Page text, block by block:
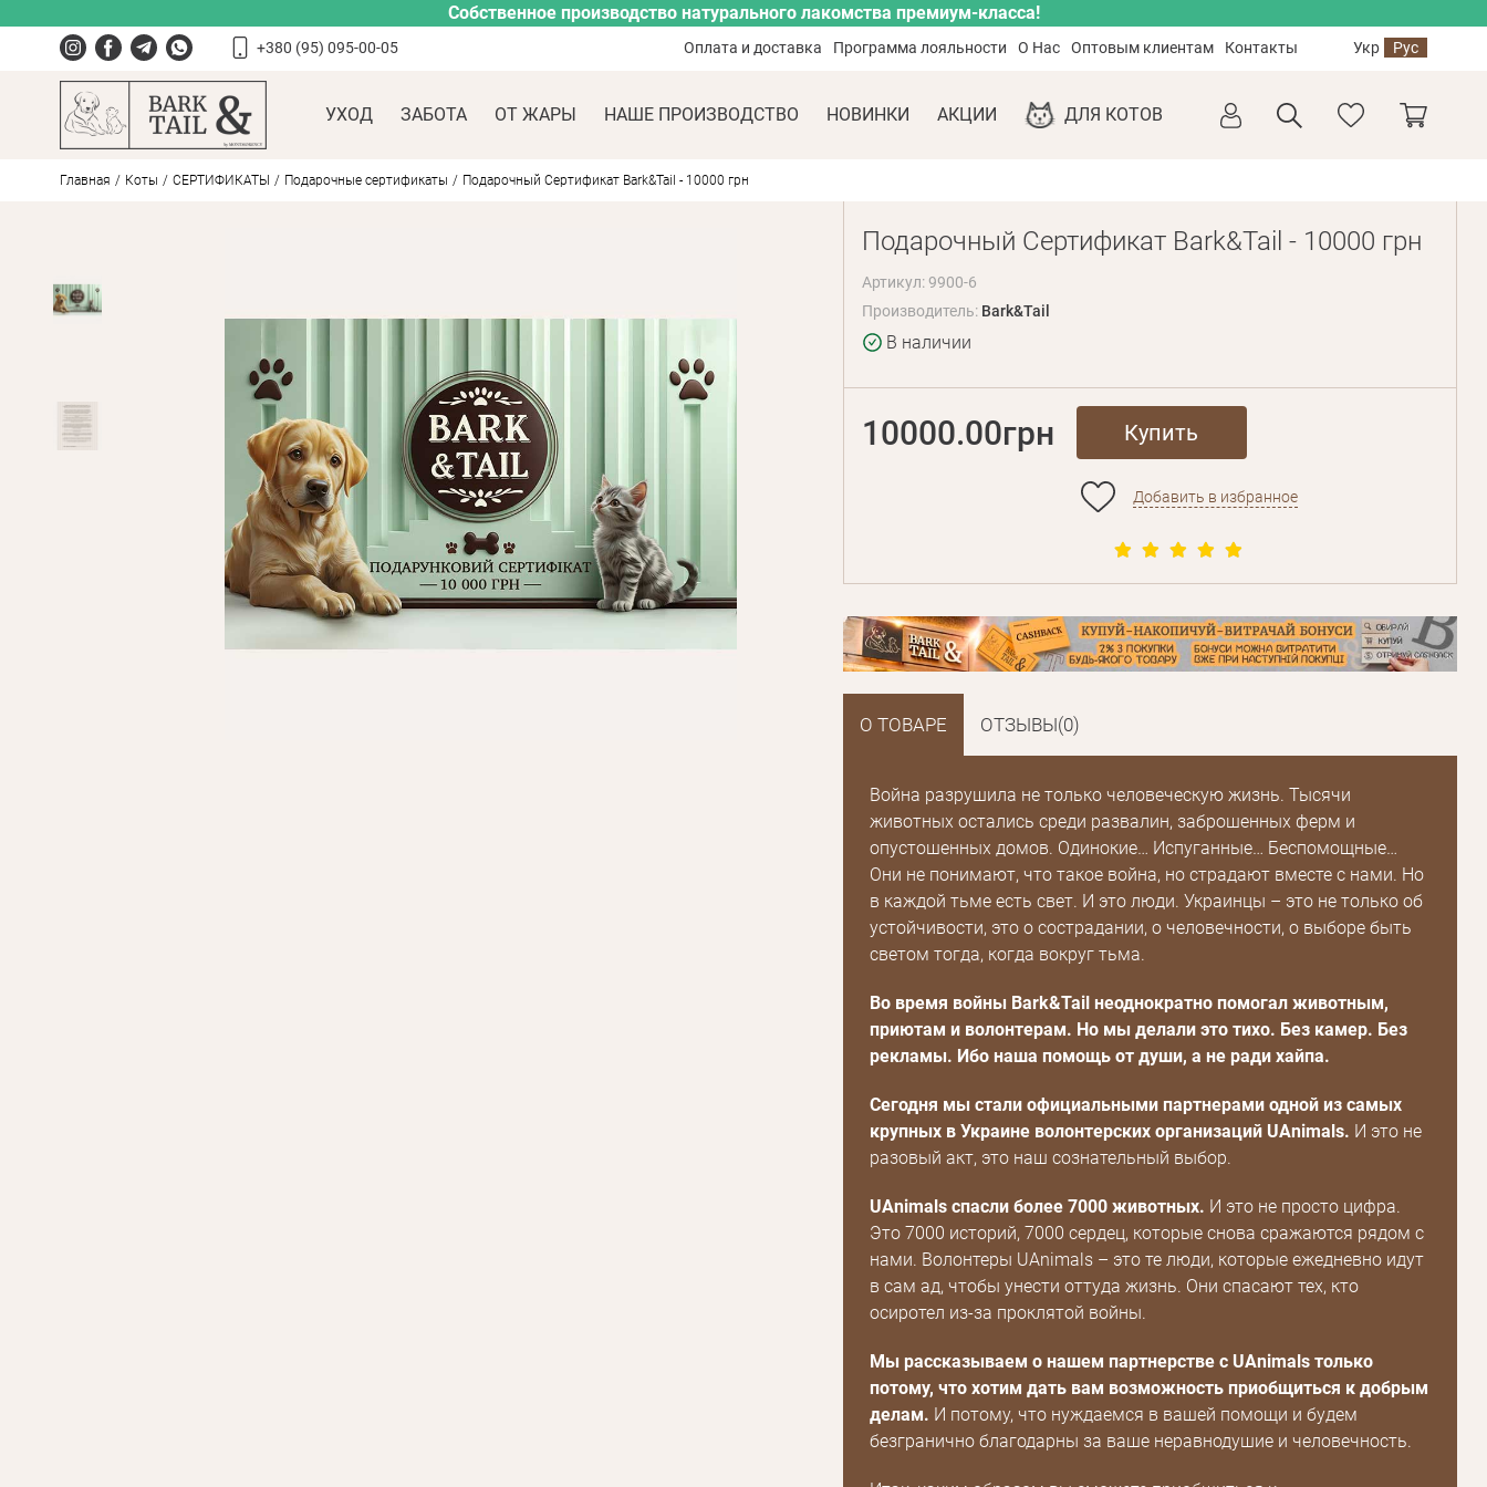
Собственное производство натурального лакомства премиум-класса!
+380 (95) 095-00-05 Оплата и доставка Программа лояльности О Нас Оптовым клиентам Контакты Укр Рус
УХОД ЗАБОТА ОТ ЖАРЫ НАШЕ ПРОИЗВОДСТВО НОВИНКИ АКЦИИ ДЛЯ КОТОВ
Главная Коты СЕРТИФИКАТЫ Подарочные сертификаты Подарочный Сертификат Bark&Tail - 10000 грн
Подарочный Сертификат Bark&Tail - 10000 грн
Артикул: 9900-6
Производитель: Bark&Tail
В наличии
10000.00грн Купить
Добавить в избранное
О ТОВАРЕ ОТЗЫВЫ(0)
Война разрушила не только человеческую жизнь. Тысячи
животных остались среди развалин, заброшенных ферм и
опустошенных домов. Одинокие… Испуганные… Беспомощные…
Они не понимают, что такое война, но страдают вместе с нами. Но
в каждой тьме есть свет. И это люди. Украинцы – это не только об
устойчивости, это о сострадании, о человечности, о выборе быть
светом тогда, когда вокруг тьма.
Во время войны Bark&Tail неоднократно помогал животным,
приютам и волонтерам. Но мы делали это тихо. Без камер. Без
рекламы. Ибо наша помощь от души, а не ради хайпа.
Сегодня мы стали официальными партнерами одной из самых
крупных в Украине волонтерских организаций UAnimals. И это не
разовый акт, это наш сознательный выбор.
UAnimals спасли более 7000 животных. И это не просто цифра.
Это 7000 историй, 7000 сердец, которые снова сражаются рядом с
нами. Волонтеры UAnimals – это те люди, которые ежедневно идут
в сам ад, чтобы унести оттуда жизнь. Они спасают тех, кто
осиротел из-за проклятой войны.
Мы рассказываем о нашем партнерстве с UAnimals только
потому, что хотим дать вам возможность приобщиться к добрым
делам. И потому, что нуждаемся в вашей помощи и будем
безгранично благодарны за ваше неравнодушие и человечность.